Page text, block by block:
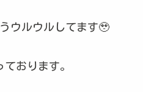
ウルウルしてます🥹
おります。